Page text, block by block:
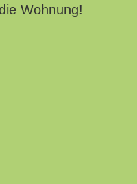
Wohnung!